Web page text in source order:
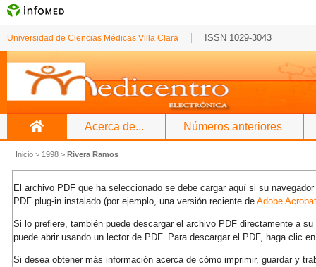
Universidad de Ciencias Médicas Villa Clara ISSN 1029-3043
Acerca de... Números anteriores
Inicio > 1998 > Rivera Ramos
El archivo PDF que ha seleccionado se debe cargar aquí si su
PDF plug-in instalado (por ejemplo, una versión reciente de Adobe
Si lo prefiere, también puede descargar el archivo PDF directamente a su
puede abrir usando un lector de PDF. Para descargar el PDF, haga clic
Si desea obtener más información acerca de cómo imprimir, guardar y